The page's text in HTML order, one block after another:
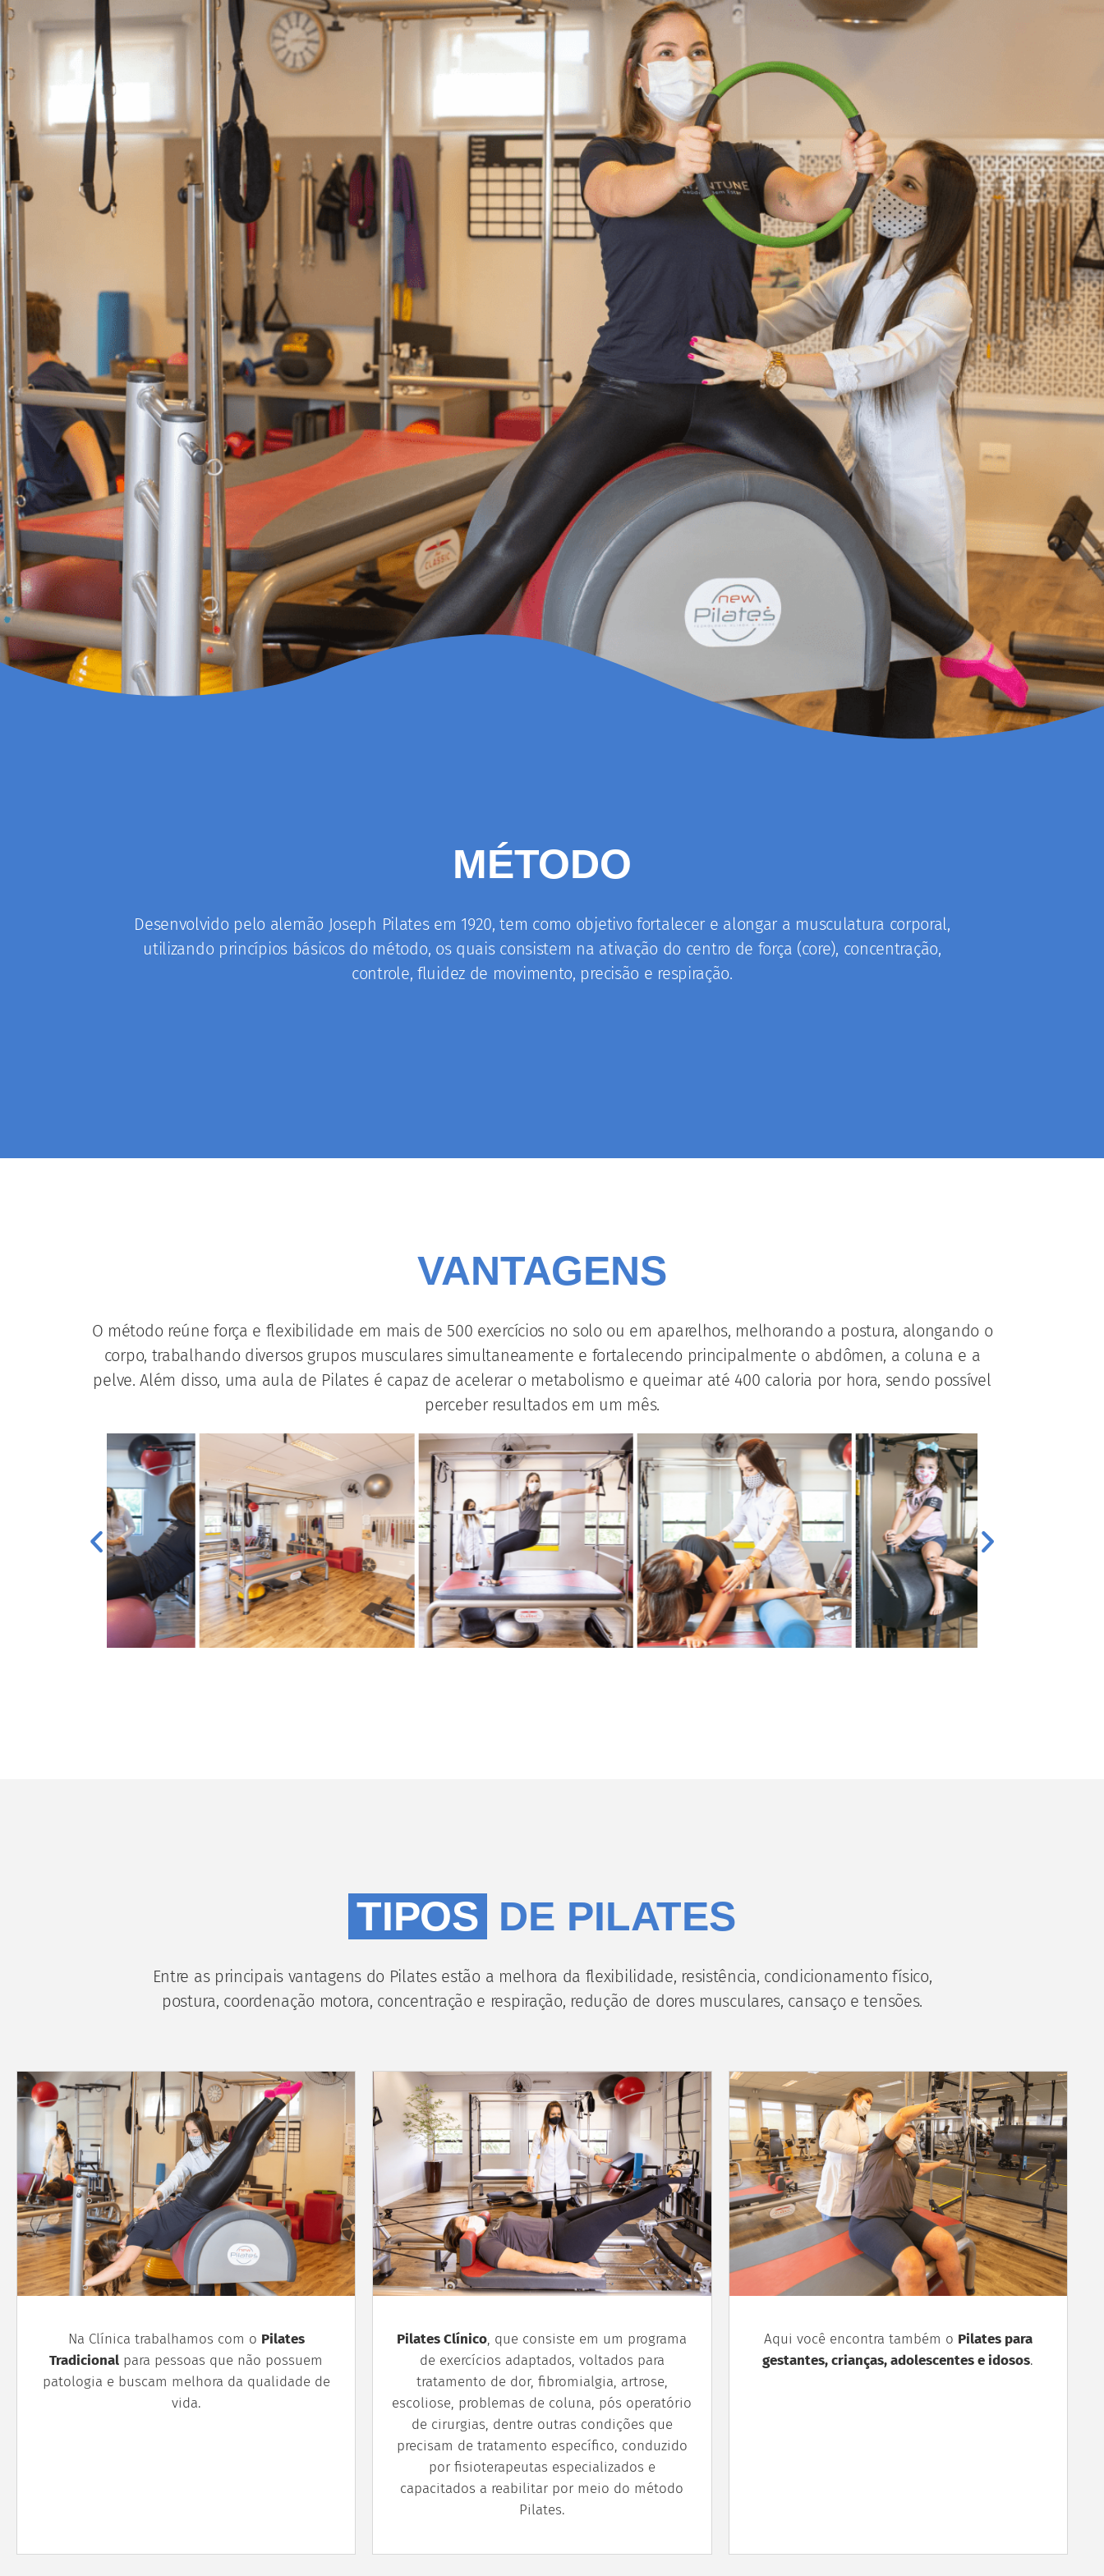
MÉTODO
Desenvolvido pelo alemão Joseph Pilates em 1920, tem como objetivo fortalecer e alongar a musculatura corporal,
utilizando princípios básicos do método, os quais consistem na ativação do centro de força (core), concentração,
controle, fluidez de movimento, precisão e respiração.
VANTAGENS
O método reúne força e flexibilidade em mais de 500 exercícios no solo ou em aparelhos, melhorando a postura, alongando o
corpo, trabalhando diversos grupos musculares simultaneamente e fortalecendo principalmente o abdômen, a coluna e a
pelve. Além disso, uma aula de Pilates é capaz de acelerar o metabolismo e queimar até 400 caloria por hora, sendo possível
perceber resultados em um mês.
TIPOS DE PILATES
Entre as principais vantagens do Pilates estão a melhora da flexibilidade, resistência, condicionamento físico,
postura, coordenação motora, concentração e respiração, redução de dores musculares, cansaço e tensões.
Na Clínica trabalhamos com o Pilates
Tradicional para pessoas que não possuem
patologia e buscam melhora da qualidade de
vida.
Pilates Clínico, que consiste em um programa
de exercícios adaptados, voltados para
tratamento de dor, fibromialgia, artrose,
escoliose, problemas de coluna, pós operatório
de cirurgias, dentre outras condições que
precisam de tratamento específico, conduzido
por fisioterapeutas especializados e
capacitados a reabilitar por meio do método
Pilates.
Aqui você encontra também o Pilates para
gestantes, crianças, adolescentes e idosos.